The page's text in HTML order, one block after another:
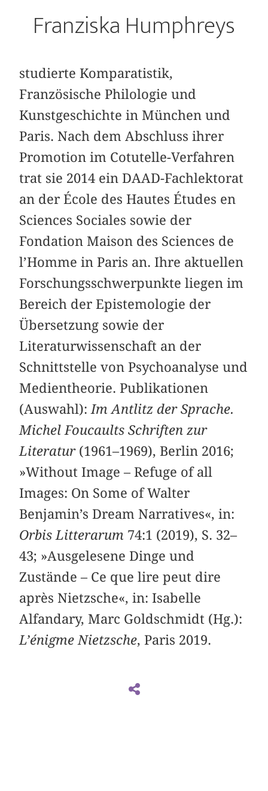
Franziska Humphreys
studierte Komparatistik,
Französische Philo­logie und
Kunstgeschichte in München und
Paris. Nach dem Abschluss ihrer
Promotion im Cotutelle-Verfahren
trat sie 2014 ein DAAD-Fachlektorat
an der École des Hautes Études en
Sciences Sociales sowie der
Fondation Maison des Sciences de
l’Homme in Paris an. Ihre aktuellen
Forschungsschwerpunkte liegen im
Bereich der Epistemologie der
Übersetzung sowie der
Literaturwissenschaft an der
Schnittstelle von Psychoanalyse und
Medientheorie. Publikationen
(Auswahl): Im Antlitz der Sprache.
Michel Foucaults Schriften zur
Literatur(1961–1969), Berlin 2016;
»Without Image – Refuge of all
Images: On Some of Walter
Benjamin’s Dream Narratives«, in:
Orbis Litterarum 74:1 (2019), S. 32–
43; »Ausgelesene Dinge und
Zustände – Ce que lire peut dire
après Nietzsche«, in: Isabelle
Alfandary, Marc Goldschmidt (Hg.):
L’énigme Nietzsche, Paris 2019.